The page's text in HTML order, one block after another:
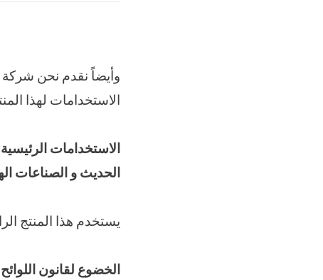
الاستخدامات لهذا
الاستخدامات
الحديث و الصناعات
يستخدم هذا المنتج
الخضوع لقانون